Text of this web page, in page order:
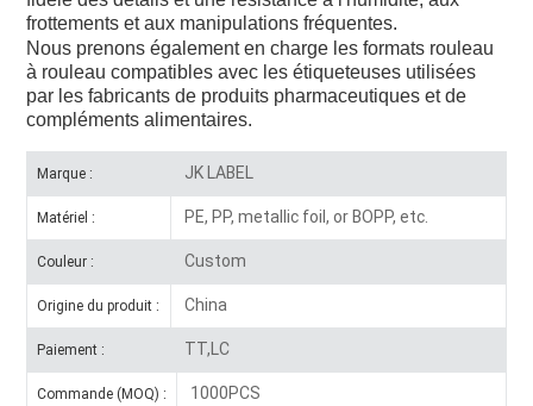
frottements et aux manipulations fréquentes.
Nous prenons également en charge les formats rouleau
à rouleau compatibles avec les étiqueteuses utilisées
par les fabricants de produits pharmaceutiques et de
compléments alimentaires.
Marque : JK LABEL
Matériel : PE, PP, metallic foil, or BOPP, etc.
Couleur : Custom
Origine du produit : China
Paiement : TT,LC
Commande (MOQ) : 1000PCS